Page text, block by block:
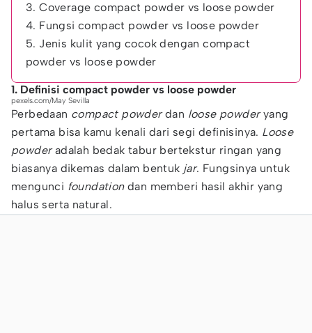
3. Coverage compact powder vs loose powder
4. Fungsi compact powder vs loose powder
5. Jenis kulit yang cocok dengan compact
powder vs loose powder
1. Definisi compact powder vs loose powder
pexels.com/May Sevilla
Perbedaan compact powderdan loose powderyang
pertama bisa kamu kenali dari segi definisinya. Loose
powderadalah bedak tabur bertekstur ringan yang
biasanya dikemas dalam bentuk jar. Fungsinya untuk
mengunci foundationdan memberi hasil akhir yang
halus serta natural.